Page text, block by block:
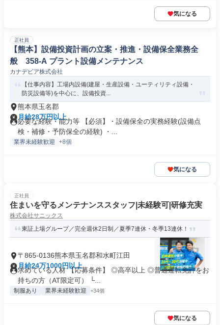
気になる
正社員
【熊本】設備投資計画の立案・推進・設備保全業務全
般 358-A プラント設備メンテナンス
カナデビア株式会社
【仕事内容】工場内設備(建屋・生産設備・ユーティリティ設備・
防災設備等)を中心に、設備投資...
熊本県玉名郡
月給28万円以上
必要な経験・能力等 【必須】・設備保全の実務経験(設備点
検・補修・予防保全の経験) ・...
業界未経験歓迎 +8個
気になる
正社員
住まいを守るメンテナンススタッフ|未経験可|研修充実
株式会社サニックス
東証上場グループ／完全週休2日制／夏季7連休・冬季13連休！
〒865-0136熊本県玉名郡和水町江田
月給24万1000円以上
求めている人材 【応募条件】 ◎高卒以上 ◎普通運転免許をお
持ちの方（AT限定可） └...
制服あり 業界未経験歓迎 +34個
気になる